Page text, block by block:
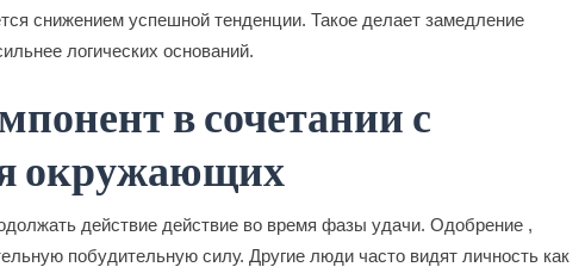
снижением успешной тенденции. Такое делает замедление
логических оснований.
в сочетании с
окружающих
действие действие во время фазы удачи. Одобрение ,
побудительную силу. Другие люди часто видят личность как